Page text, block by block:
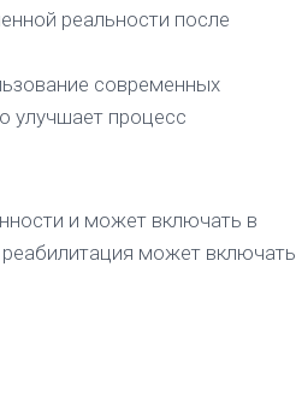
реальности после
современных
улучшает процесс
и может включать в
может включать